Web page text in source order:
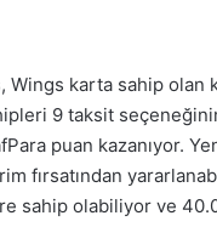
Wings karta sahip
9 taksit
puan kazanıyor.
fırsatından
sahip olabiliyor ve